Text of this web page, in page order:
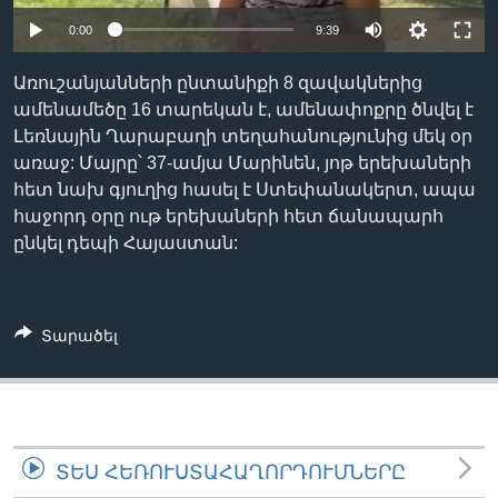
Լեզուներ
0:00 9:39
Առուշանյանների ընտանիքի 8 զավակներից
ամենամեծը 16 տարեկան է, ամենափոքրը ծնվել է
Լեռնային Ղարաբաղի տեղահանությունից մեկ օր
առաջ: Մայրը՝ 37-ամյա Մարինեն, յոթ երեխաների
հետ նախ գյուղից հասել է Ստեփանակերտ, ապա
հաջորդ օրը ութ երեխաների հետ ճանապարհ
ընկել դեպի Հայաստան:
Տարածել
ՏԵՍ ՀԵՌՈՒՍՏԱՀԱՂՈՐԴՈՒՄՆԵՐԸ